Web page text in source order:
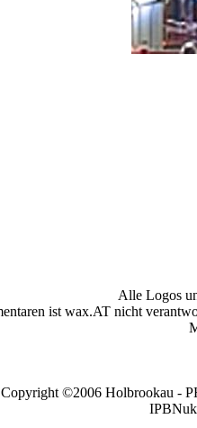
Alle Logos
ist wax.AT nicht
©2006 Holbrookau -